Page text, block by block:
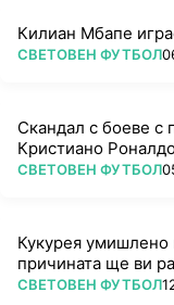
Килиан Мбапе
ПОВЕЧЕ ОТ
СВЕТОВЕН ФУТБОЛ
Скандал с боеве с
Кристиано
ПОВЕЧЕ ОТ
СВЕТОВЕН ФУТБОЛ
Кукурея умишлено
причината ще ви
ПОВЕЧЕ ОТ
СВЕТОВЕН ФУТБОЛ